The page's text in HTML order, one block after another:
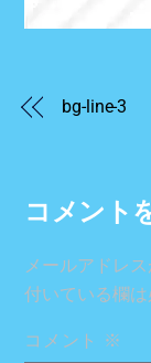
bg-line-3
コメント
メールアドレ
付いている欄
コメント ※